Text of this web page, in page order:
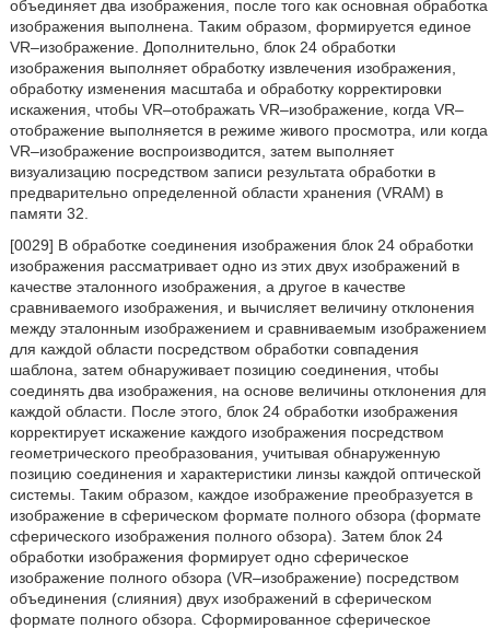
объединяет два изображения, после того как основная обработка
изображения выполнена. Таким образом, формируется единое
VR–изображение. Дополнительно, блок 24 обработки
изображения выполняет обработку извлечения изображения,
обработку изменения масштаба и обработку корректировки
искажения, чтобы VR–отображать VR–изображение, когда VR–
отображение выполняется в режиме живого просмотра, или когда
VR–изображение воспроизводится, затем выполняет
визуализацию посредством записи результата обработки в
предварительно определенной области хранения (VRAM) в
памяти 32.
[0029] В обработке соединения изображения блок 24 обработки
изображения рассматривает одно из этих двух изображений в
качестве эталонного изображения, а другое в качестве
сравниваемого изображения, и вычисляет величину отклонения
между эталонным изображением и сравниваемым изображением
для каждой области посредством обработки совпадения
шаблона, затем обнаруживает позицию соединения, чтобы
соединять два изображения, на основе величины отклонения для
каждой области. После этого, блок 24 обработки изображения
корректирует искажение каждого изображения посредством
геометрического преобразования, учитывая обнаруженную
позицию соединения и характеристики линзы каждой оптической
системы. Таким образом, каждое изображение преобразуется в
изображение в сферическом формате полного обзора (формате
сферического изображения полного обзора). Затем блок 24
обработки изображения формирует одно сферическое
изображение полного обзора (VR–изображение) посредством
объединения (слияния) двух изображений в сферическом
формате полного обзора. Сформированное сферическое